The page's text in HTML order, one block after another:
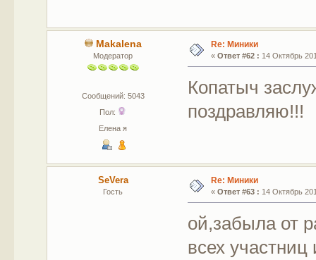
Makalena
Модератор
Сообщений: 5043
Пол:
Елена я
Re: Миники
« Ответ #62 : 14 Октябрь
Копатыч
поздравляю!!!
SeVera
Гость
Re: Миники
« Ответ #63 : 14 Октябрь
ой,забыла от
всех